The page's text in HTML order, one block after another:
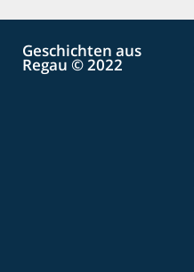
Geschichten aus
Regau © 2022